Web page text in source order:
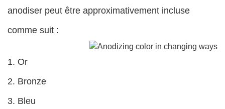
anodiser peut être approximativement incluse
comme suit :
1. Or
2. Bronze
3. Bleu